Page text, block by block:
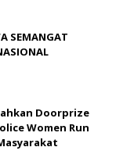
SEMANGAT
Doorprize
Women Run